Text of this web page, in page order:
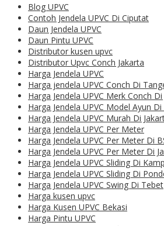
Blog UPVC
Contoh Jendela UPVC Di Ciputat
Daun Jendela UPVC
Daun Pintu UPVC
Distributor kusen upvc
Distributor Upvc Conch Jakarta
Harga Jendela UPVC
Harga jendela UPVC Conch Di
Harga Jendela UPVC Merk Conch
Harga Jendela UPVC Model Ayun
Harga Jendela UPVC Murah Di
Harga Jendela UPVC Per Meter
Harga Jendela UPVC Per Meter Di
Harga Jendela UPVC Per Meter Di
Harga Jendela UPVC Sliding Di
Harga Jendela UPVC Sliding Di
Harga Jendela UPVC Swing Di Tebet
Harga kusen upvc
Harga Kusen UPVC Bekasi
Harga Pintu UPVC